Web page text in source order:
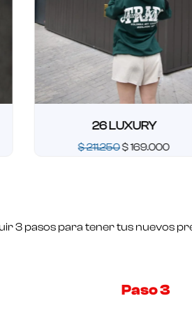
26 LUXURY
169.000
3 pasos para tener tus nuevos
Paso 3